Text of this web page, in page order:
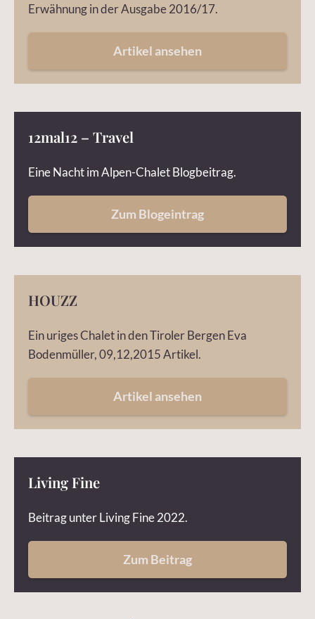
Erwähnung in der Ausgabe 2016/17.
Artikel ansehen
12mal12 – Travel
Eine Nacht im Alpen-Chalet Blogbeitrag.
Zum Blogeintrag
HOUZZ
Ein uriges Chalet in den Tiroler Bergen Eva
Bodenmüller, 09,12,2015 Artikel.
Artikel ansehen
Living Fine
Beitrag unter Living Fine 2022.
Zum Beitrag